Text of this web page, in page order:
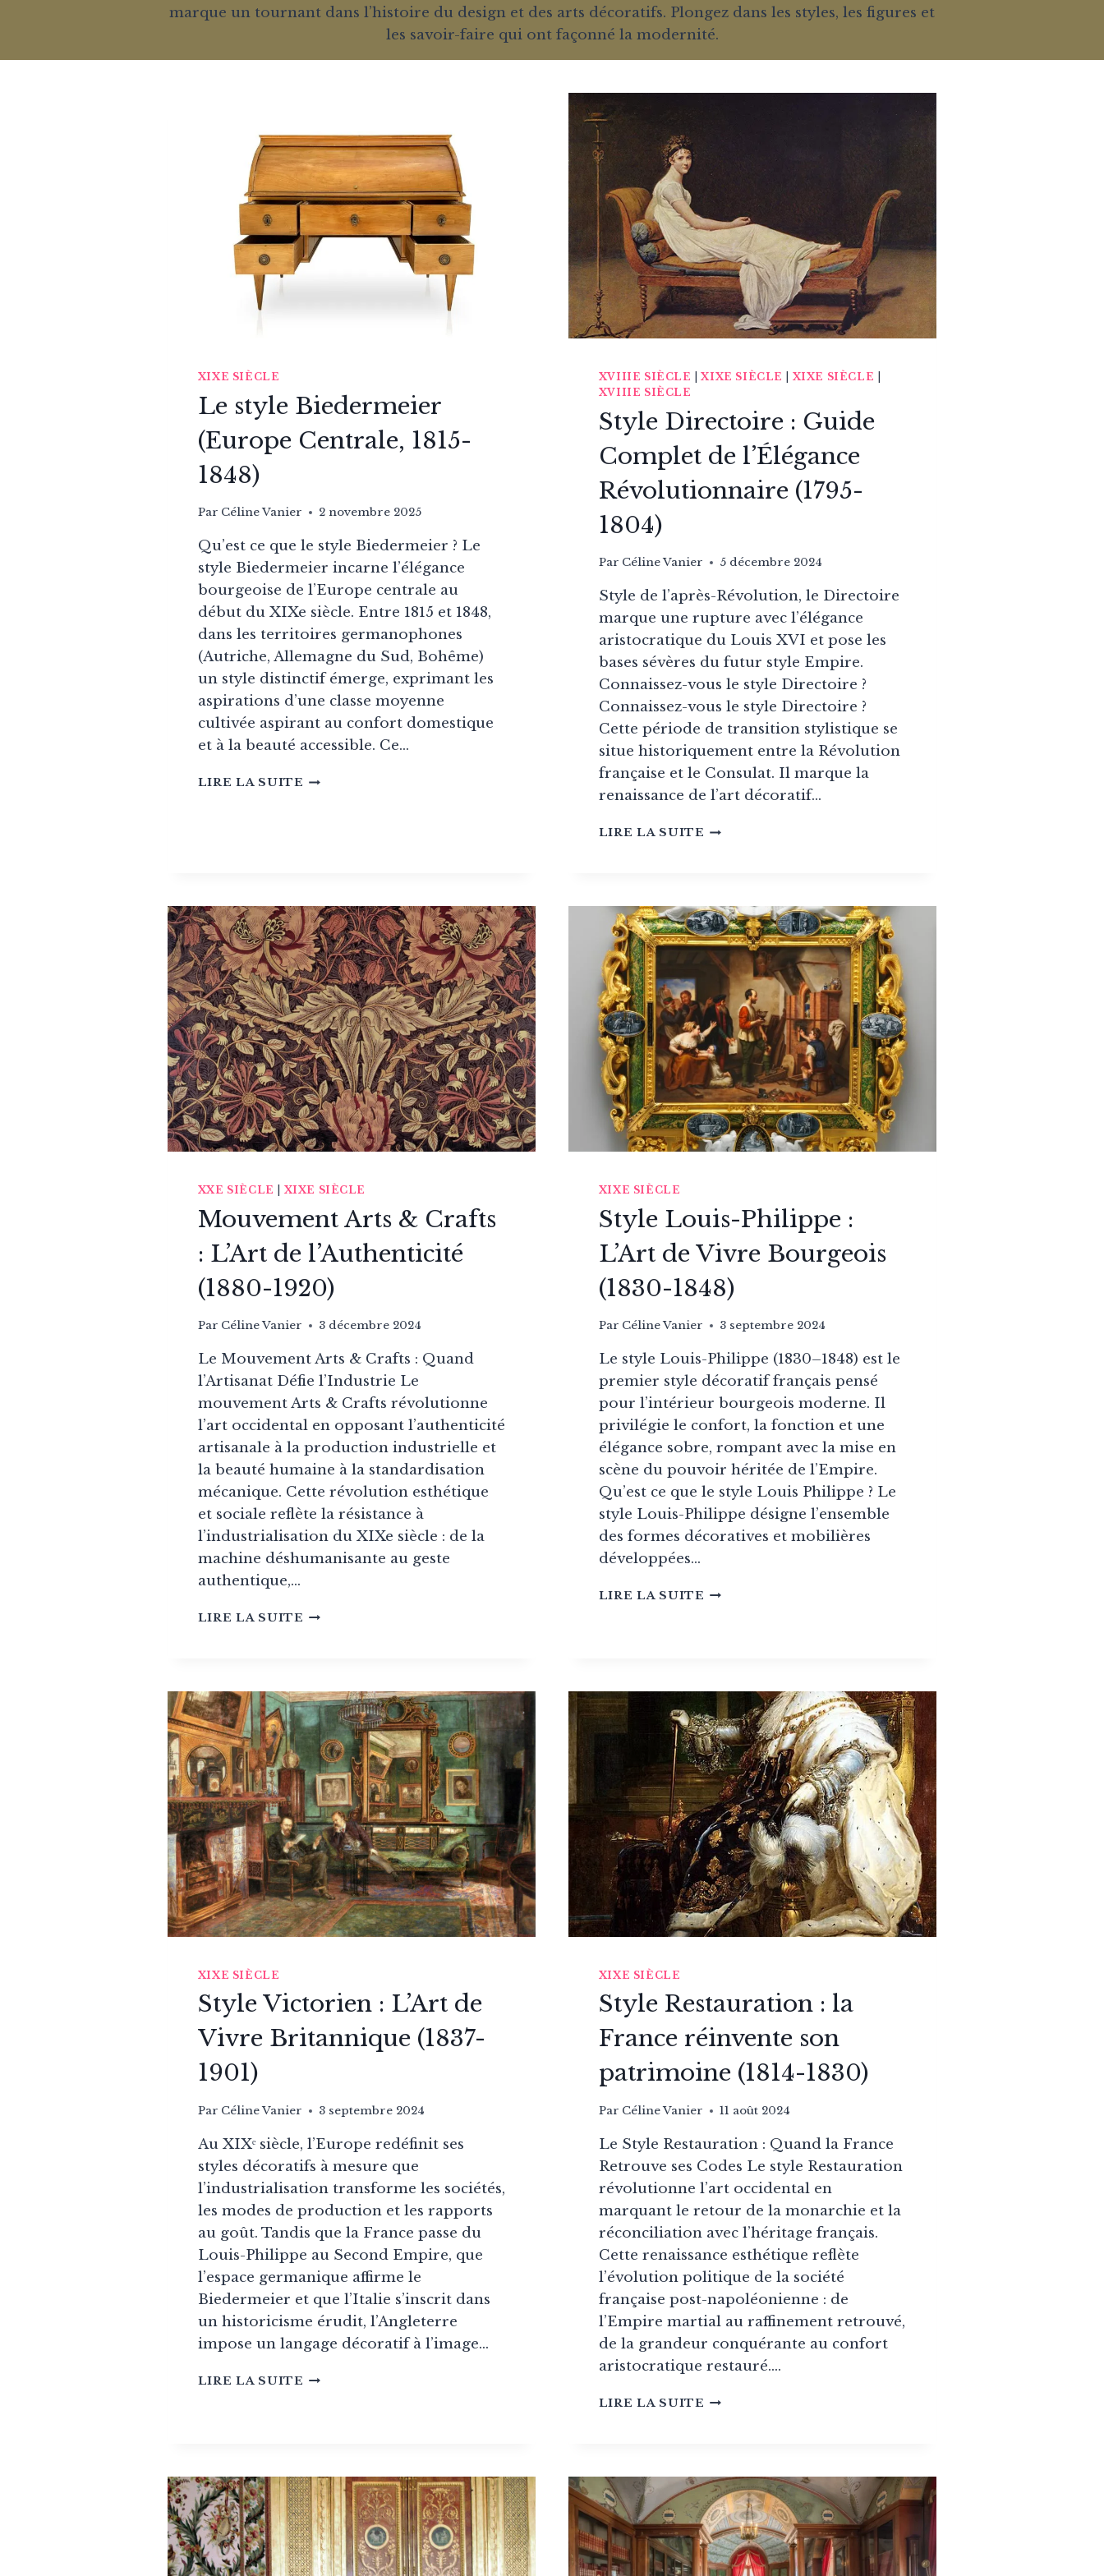
marque un tournant dans l’histoire du design et des arts décoratifs. Plongez dans les styles, les figures et
les savoir-faire qui ont façonné la modernité.
XIXE SIÈCLE
Le style Biedermeier
(Europe Centrale, 1815-
1848)
Par Céline Vanier 2 novembre 2025
Qu’est ce que le style Biedermeier ? Le
style Biedermeier incarne l’élégance
bourgeoise de l’Europe centrale au
début du XIXe siècle. Entre 1815 et 1848,
dans les territoires germanophones
(Autriche, Allemagne du Sud, Bohême)
un style distinctif émerge, exprimant les
aspirations d’une classe moyenne
cultivée aspirant au confort domestique
et à la beauté accessible. Ce…
LIRE LA SUITE LE
XVIIIE SIÈCLE |XIXE SIÈCLE XIXE SIÈCLE
XVIIIE SIÈCLE
Style Directoire : Guide
Complet de l’Élégance
Révolutionnaire (1795-
1804)
Par Céline Vanier 5 décembre 2024
Style de l’après-Révolution, le Directoire
marque une rupture avec l’élégance
aristocratique du Louis XVI et pose les
bases sévères du futur style Empire.
Connaissez-vous le style Directoire ?
Connaissez-vous le style Directoire ?
Cette période de transition stylistique se
situe historiquement entre la Révolution
française et le Consulat. Il marque la
renaissance de l’art décoratif…
LIRE LA SUITE STYLE
DE
L’ÉLÉGANCE
RÉVOLUTIONNAIRE
(1795-
1804)
XXE SIÈCLE XIXE SIÈCLE
Mouvement Arts & Crafts
: L’Art de l’Authenticité
(1880-1920)
Par Céline Vanier 3 décembre 2024
Le Mouvement Arts & Crafts : Quand
l’Artisanat Défie l’Industrie Le
mouvement Arts & Crafts révolutionne
l’art occidental en opposant l’authenticité
artisanale à la production industrielle et
la beauté humaine à la standardisation
mécanique. Cette révolution esthétique
et sociale reflète la résistance à
l’industrialisation du XIXe siècle : de la
machine déshumanisante au geste
authentique,…
LIRE LA SUITE MOUVEMENT
L’ART
DE
L’AUTHENTICITÉ
(1880-
1920)
XIXE SIÈCLE
Style Louis-Philippe :
L’Art de Vivre Bourgeois
(1830-1848)
Par Céline Vanier 3 septembre 2024
Le style Louis-Philippe (1830–1848) est le
premier style décoratif français pensé
pour l’intérieur bourgeois moderne. Il
privilégie le confort, la fonction et une
élégance sobre, rompant avec la mise en
scène du pouvoir héritée de l’Empire.
Qu’est ce que le style Louis Philippe ? Le
style Louis-Philippe désigne l’ensemble
des formes décoratives et mobilières
développées…
LIRE LA SUITE STYLE
VIVRE
BOURGEOIS
(1830-
1848)
XIXE SIÈCLE
Style Victorien : L’Art de
Vivre Britannique (1837-
1901)
Par Céline Vanier 3 septembre 2024
Au XIXᵉ siècle, l’Europe redéfinit ses
styles décoratifs à mesure que
l’industrialisation transforme les sociétés,
les modes de production et les rapports
au goût. Tandis que la France passe du
Louis-Philippe au Second Empire, que
l’espace germanique affirme le
Biedermeier et que l’Italie s’inscrit dans
un historicisme érudit, l’Angleterre
impose un langage décoratif à l’image…
LIRE LA SUITE STYLE
BRITANNIQUE
(1837-
1901)
XIXE SIÈCLE
Style Restauration : la
France réinvente son
patrimoine (1814-1830)
Par Céline Vanier 11 août 2024
Le Style Restauration : Quand la France
Retrouve ses Codes Le style Restauration
révolutionne l’art occidental en
marquant le retour de la monarchie et la
réconciliation avec l’héritage français.
Cette renaissance esthétique reflète
l’évolution politique de la société
française post-napoléonienne : de
l’Empire martial au raffinement retrouvé,
de la grandeur conquérante au confort
aristocratique restauré….
LIRE LA SUITE STYLE
RÉINVENTE
SON
PATRIMOINE
(1814-
1830)